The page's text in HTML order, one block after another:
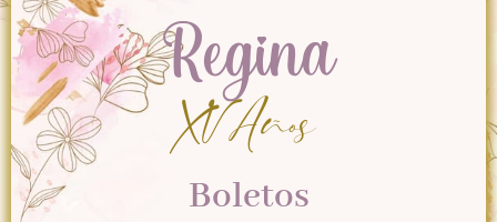
Regina
XV Años
Boletos